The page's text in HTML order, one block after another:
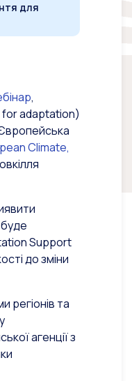
для
,
for adaptation)
Climate,
буде
Support
до зміни
регіонів та
агенції з